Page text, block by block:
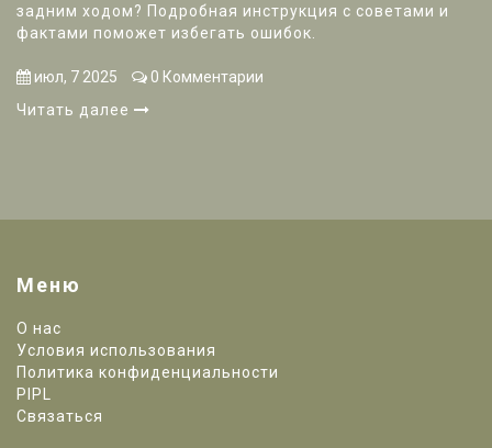
задним ходом? Подробная инструкция с советами и
фактами поможет избегать ошибок.
июл, 7 2025
0 Комментарии
Читать далее
Меню
О нас
Условия использования
Политика конфиденциальности
PIPL
Связаться